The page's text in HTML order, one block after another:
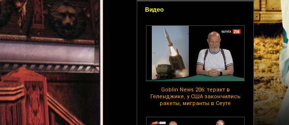
Видео
Goblin News 206: теракт в
Геленджике, у США закончились
ракеты, мигранты в Сеуте